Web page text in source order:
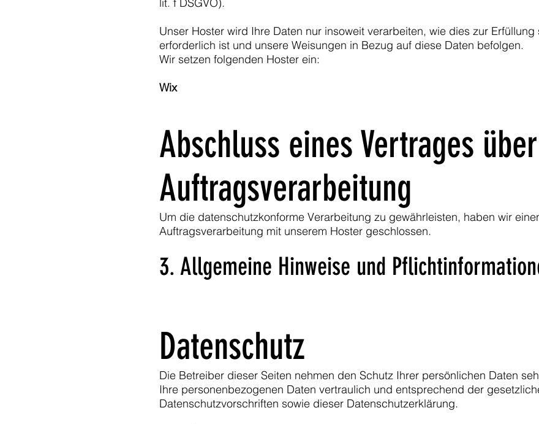
Unser Hoster wird Ihre Daten nur insoweit verarbeiten, wie dies zur
erforderlich ist und unsere Weisungen in Bezug auf diese Daten befolgen.
Wir setzen folgenden Hoster ein:
Wix
Abschluss eines Vertrages über
Auftragsverarbeitung
Um die datenschutzkonforme Verarbeitung zu gewährleisten, haben wir
Auftragsverarbeitung mit unserem Hoster geschlossen.
3. Allgemeine Hinweise und
Datenschutz
Die Betreiber dieser Seiten nehmen den Schutz Ihrer persönlichen Daten
Ihre personenbezogenen Daten vertraulich und entsprechend der
Datenschutzvorschriften sowie dieser Datenschutzerklärung.